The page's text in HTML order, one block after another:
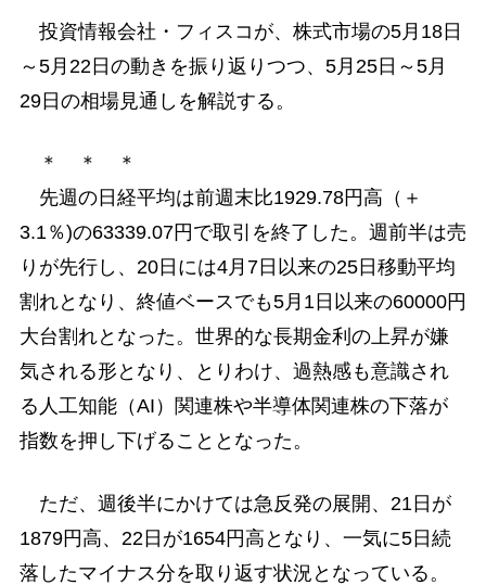
投資情報会社・フィスコが、株式市場の5月18日
～5月22日の動きを振り返りつつ、5月25日～5月
29日の相場見通しを解説する。
＊ ＊ ＊
先週の日経平均は前週末比1929.78円高（＋
3.1％)の63339.07円で取引を終了した。週前半は売
りが先行し、20日には4月7日以来の25日移動平均
割れとなり、終値ベースでも5月1日以来の60000円
大台割れとなった。世界的な長期金利の上昇が嫌
気される形となり、とりわけ、過熱感も意識され
る人工知能（AI）関連株や半導体関連株の下落が
指数を押し下げることとなった。
ただ、週後半にかけては急反発の展開、21日が
1879円高、22日が1654円高となり、一気に5日続
落したマイナス分を取り返す状況となっている。